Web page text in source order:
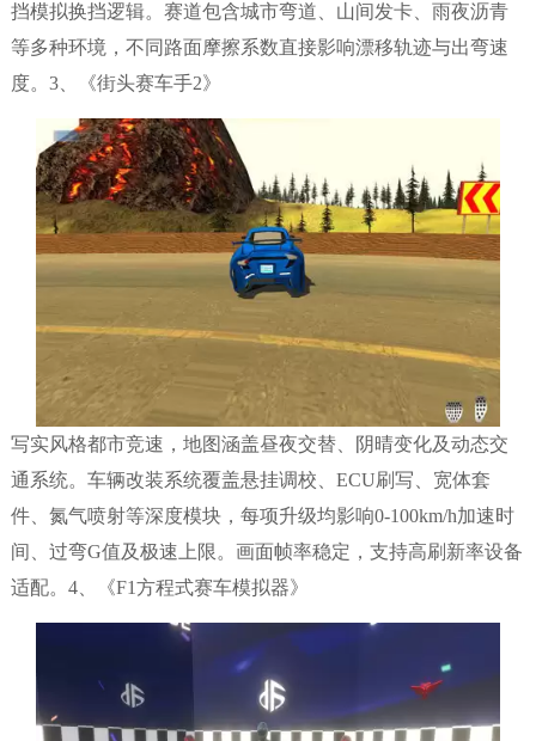
挡模拟换挡逻辑。赛道包含城市弯道、山间发卡、雨夜沥青
等多种环境，不同路面摩擦系数直接影响漂移轨迹与出弯速
度。3、《街头赛车手2》
写实风格都市竞速，地图涵盖昼夜交替、阴晴变化及动态交
通系统。车辆改装系统覆盖悬挂调校、ECU刷写、宽体套
件、氮气喷射等深度模块，每项升级均影响0-100km/h加速时
间、过弯G值及极速上限。画面帧率稳定，支持高刷新率设备
适配。4、《F1方程式赛车模拟器》